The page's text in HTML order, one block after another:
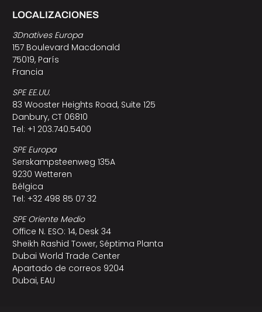
LOCALIZACIONES
3Dnatives Europa
157 Boulevard Macdonald
75019, París
Francia
SPE EE.UU.
83 Wooster Heights Road, Suite 125
Danbury, CT 06810
Tel: +1 203.740.5400
SPE Europa
Serskampsteenweg 135A
9230 Wetteren
Bélgica
Tel: +32 498 85 07 32
SPE Oriente Medio
Office N. ESO: 14, Desk 34
Sheikh Rashid Tower, Séptima Planta
Dubai World Trade Center
Apartado de correos 9204
Dubai, EAU